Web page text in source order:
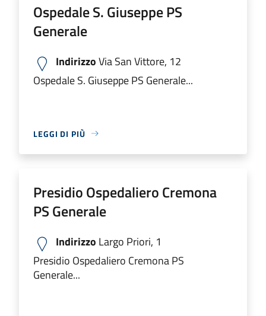
Ospedale S. Giuseppe PS
Generale
IndirizzoVia San Vittore, 12
Ospedale S. Giuseppe PS Generale...
LEGGI DI PIÙ
Presidio Ospedaliero Cremona
PS Generale
Indirizzo Largo Priori, 1
Presidio Ospedaliero Cremona PS
Generale...